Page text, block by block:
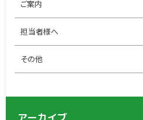
ご案内
担当者様へ
その他
アーカイブ